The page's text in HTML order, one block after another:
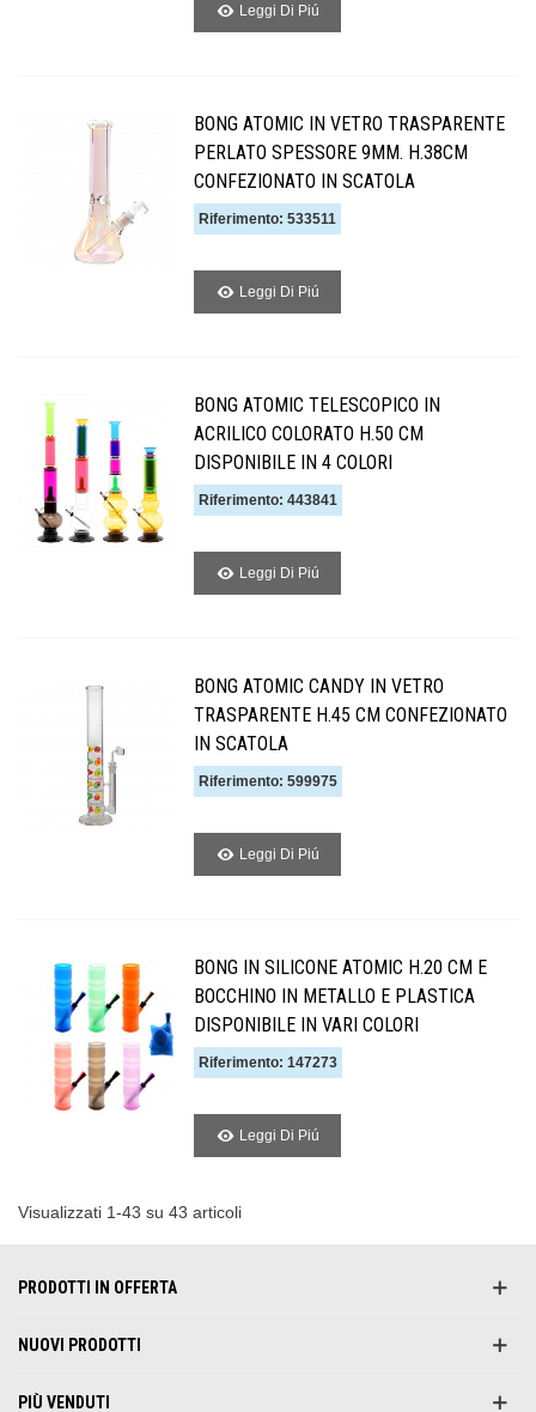
Leggi Di Piú
BONG ATOMIC IN VETRO TRASPARENTE
PERLATO SPESSORE 9MM. H.38CM
CONFEZIONATO IN SCATOLA
Riferimento: 533511
Leggi Di Piú
BONG ATOMIC TELESCOPICO IN
ACRILICO COLORATO H.50 CM
DISPONIBILE IN 4 COLORI
Riferimento: 443841
Leggi Di Piú
BONG ATOMIC CANDY IN VETRO
TRASPARENTE H.45 CM CONFEZIONATO
IN SCATOLA
Riferimento: 599975
Leggi Di Piú
BONG IN SILICONE ATOMIC H.20 CM E
BOCCHINO IN METALLO E PLASTICA
DISPONIBILE IN VARI COLORI
Riferimento: 147273
Leggi Di Piú
Visualizzati 1-43 su 43 articoli
PRODOTTI IN OFFERTA
NUOVI PRODOTTI
PIÙ VENDUTI